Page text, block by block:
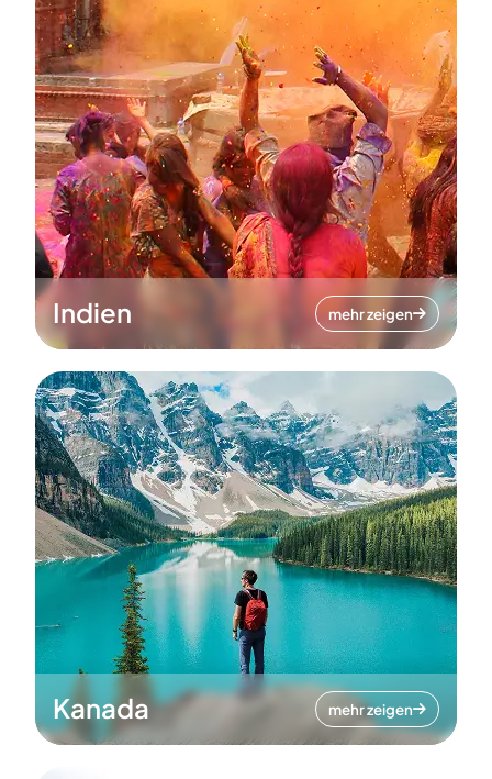
Indien mehr zeigen
Kanada mehr zeigen